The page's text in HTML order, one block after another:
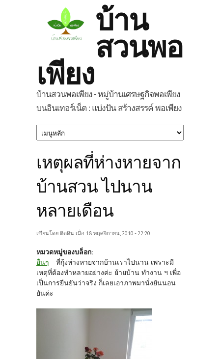
บ้าน
สวนพอ
เพียง
บ้านสวนพอเพียง - หมู่บ้านเศรษฐกิจพอเพียง
บนอินเทอร์เน็ต : แบ่งปัน สร้างสรรค์ พอเพียง
เหตุผลที่ห่างหายจาก
บ้านสวน ไปนาน
หลายเดือน
เขียนโดย ติดดิน เมื่อ 18 พฤศจิกายน, 2010 - 22:20
หมวดหมู่ของบล็อก:
อื่นๆ
ที่กุ้งห่างหายจากบ้านเราไปนาน เพราะมี
เหตุที่ต้องทำหลายอย่างค่ะ ย้ายบ้าน ทำงาน ฯ เพื่อ
เป็นการยืนยันว่าจริง ก็เลยเอาภาพมานั่งยันนอน
ยันค่ะ